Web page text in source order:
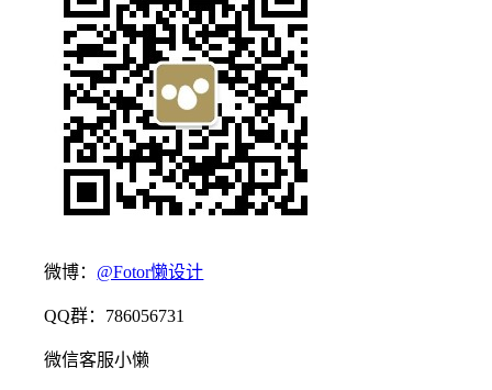
微博： @Fotor懒设计
QQ群：786056731
微信客服小懒